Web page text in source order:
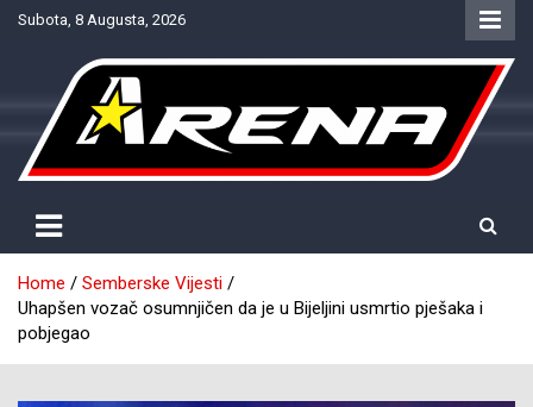
SkipSubota, 8 Augusta, 2026
NTV Arena
Home
Semberske Vijesti
Uhapšen vozač osumnjičen da je u Bijeljini usmrtio pješaka i
pobjegao